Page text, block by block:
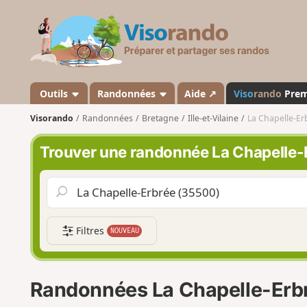
s
a
n
d
o
Outils Randonnées Aide ↗ Visorando
Visorando Randonnées Bretagne Ille-et-Vilaine La Chapelle-
Trouver une randonnée La Chapelle-
Filtres NOUVEAU
Randonnées La Chapelle-